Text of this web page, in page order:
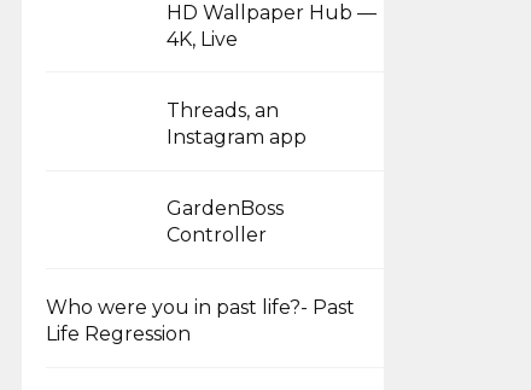
HD Wallpaper Hub —
4K, Live
Threads, an
Instagram app
GardenBoss
Controller
Who were you in past life?- Past
Life Regression